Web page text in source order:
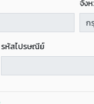
จัง
รหัสไปรษณีย์